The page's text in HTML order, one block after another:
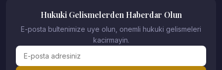
Hukuki Gelismelerden Haberdar Olun
E-posta bultenimize uye olun, onemli hukuki gelismeleri
kacirmayin.